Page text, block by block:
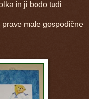
in ji bodo tudi
prave male gospodične